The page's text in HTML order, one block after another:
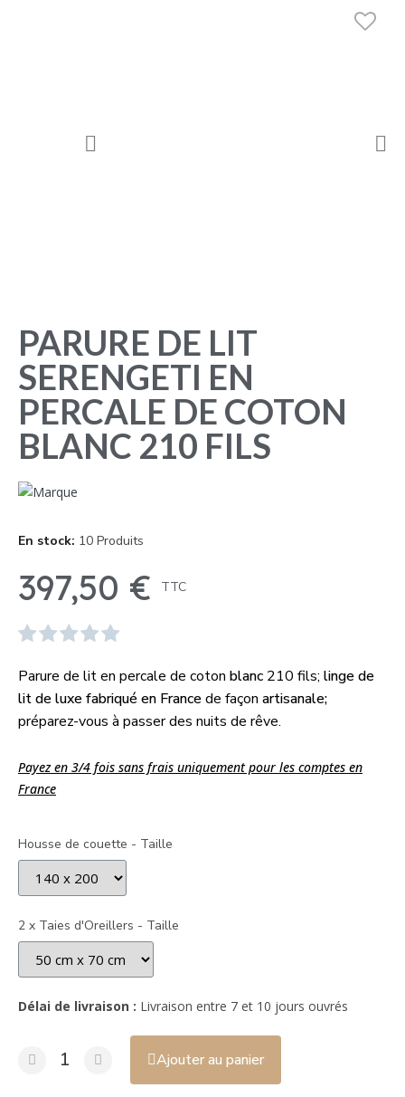
PARURE DE LIT
SERENGETI EN
PERCALE DE COTON
BLANC 210 FILS
En stock 10 Produits
397,50 € TTC

Parure de lit en percale de coton blanc 210 fils; linge de
lit de luxefabriqué en Francede façon artisanale;
préparez-vous à passer des nuits de rêve.
Payez en 3/4 fois sans frais uniquement pour les comptes en
France
Housse de couette - Taille
2 x Taies d'Oreillers - Taille
Délai de livraison : Livraison entre 7 et 10 jours ouvrés
Ajouter au panier